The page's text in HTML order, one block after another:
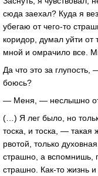
сюда заехал? Куда я
убегаю от чего-то
коридор, думал уйти
мной и омрачило все.
Да что это за
боюсь?
— Меня, — неслышно
(…) Я лег было, но
тоска, и тоска, — такая
рвотой, только
страшно, а вспомнишь,
страшно. Как-то жизнь